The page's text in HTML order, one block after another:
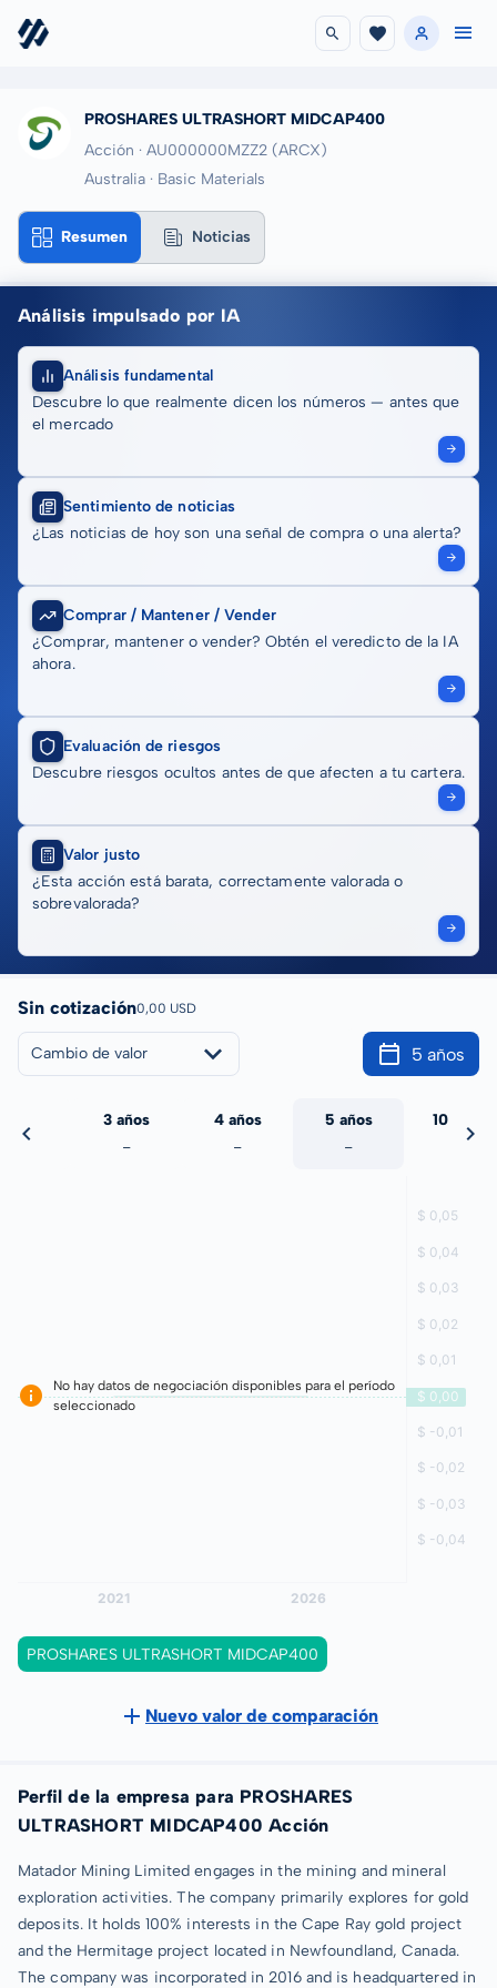
PROSHARES ULTRASHORT MIDCAP400
Acción · AU000000MZZ2 (ARCX)
Australia · Basic Materials
Resumen Noticias
Análisis impulsado por IA
Análisis fundamental
Descubre lo que realmente dicen los números — antes que
el mercado
Sentimiento de noticias
¿Las noticias de hoy son una señal de compra o una alerta?
Comprar / Mantener / Vender
¿Comprar, mantener o vender? Obtén el veredicto de la IA
ahora.
Evaluación de riesgos
Descubre riesgos ocultos antes de que afecten a tu cartera.
Valor justo
¿Esta acción está barata, correctamente valorada o
sobrevalorada?
Sin cotización0,00 USD
Cambio de valor 5 años
3 años
-
4 años
-
5 años
-
10 años
No hay datos de negociación disponibles para el período
seleccionado
PROSHARES ULTRASHORT MIDCAP400
Nuevo valor de comparación
Perfil de la empresa para PROSHARES
ULTRASHORT MIDCAP400 Acción
Matador Mining Limited engages in the mining and mineral
exploration activities. The company primarily explores for gold
deposits. It holds 100% interests in the Cape Ray gold project
and the Hermitage project located in Newfoundland, Canada.
The company was incorporated in 2016 and is headquartered in